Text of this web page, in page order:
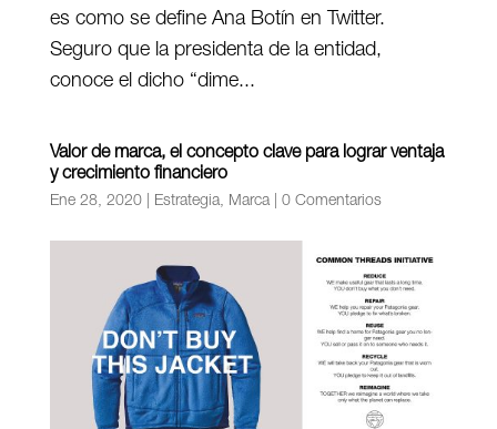
es como se define Ana Botín en Twitter.
Seguro que la presidenta de la entidad,
conoce el dicho “dime...
Valor de marca, el concepto clave para lograr ventaja
y crecimiento financiero
Ene 28, 2020| Estrategia, Marca| 0 Comentarios